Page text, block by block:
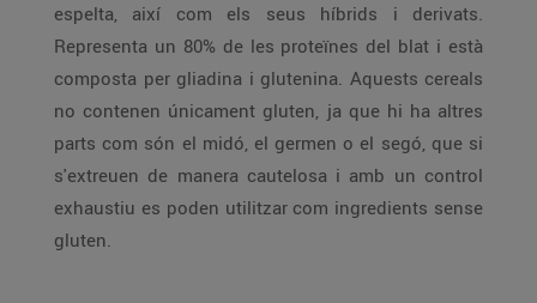
espelta, així com els seus híbrids i derivats.
Representa un 80% de les proteïnes del blat i està
composta per gliadina i glutenina. Aquests cereals
no contenen únicament gluten, ja que hi ha altres
parts com són el midó, el germen o el segó, que si
s'extreuen de manera cautelosa i amb un control
exhaustiu es poden utilitzar com ingredients sense
gluten.